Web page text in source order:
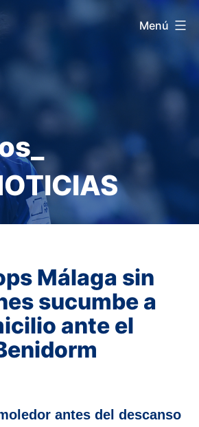
Menú
Málaga sin
sucumbe a
ante el
antes del descanso